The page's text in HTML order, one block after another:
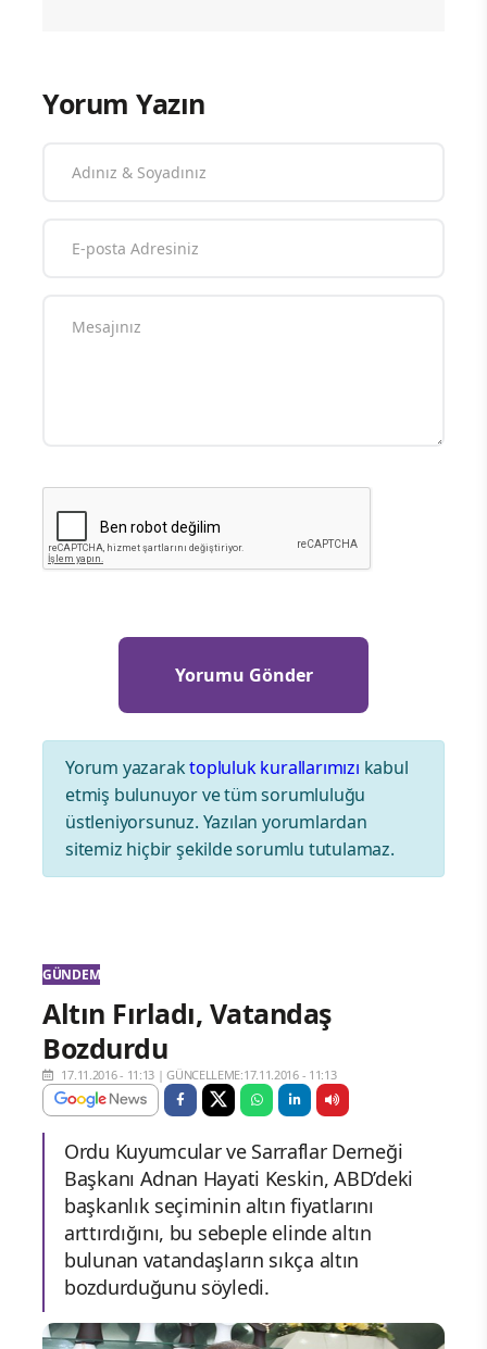
Yorum Yazın
Yorum yazaraktopluluk kurallarımızı kabul
etmiş bulunuyor ve tüm sorumluluğu
üstleniyorsunuz. Yazılan yorumlardan
sitemiz hiçbir şekilde sorumlu tutulamaz.
GÜNDEM
Altın Fırladı, Vatandaş
Bozdurdu
17.11.2016 - 11:13 |GÜNCELLEME:17.11.2016 - 11:13
Ordu Kuyumcular ve Sarraflar Derneği
Başkanı Adnan Hayati Keskin, ABD’deki
başkanlık seçiminin altın fiyatlarını
arttırdığını, bu sebeple elinde altın
bulunan vatandaşların sıkça altın
bozdurduğunu söyledi.